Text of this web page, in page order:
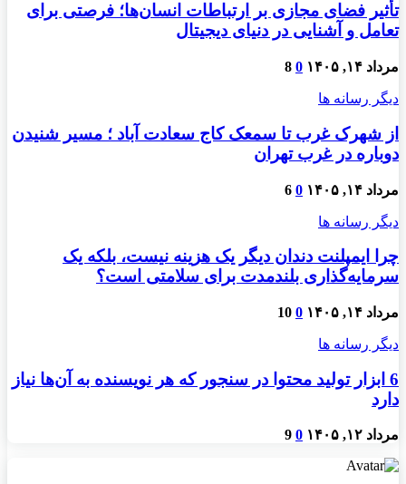
تأثیر فضای مجازی بر ارتباطات انسان‌ها؛ فرصتی برای
تعامل و آشنایی در دنیای دیجیتال
مرداد ۱۴, ۱۴۰۵ 0
8
دیگر رسانه ها
از شهرک غرب تا سمعک کاج سعادت آباد ؛ مسیر شنیدن
دوباره در غرب تهران
مرداد ۱۴, ۱۴۰۵ 0
6
دیگر رسانه ها
چرا ایمپلنت دندان دیگر یک هزینه نیست، بلکه یک
سرمایه‌گذاری بلندمدت برای سلامتی است؟
مرداد ۱۴, ۱۴۰۵ 0
10
دیگر رسانه ها
6 ابزار تولید محتوا در سنجور که هر نویسنده به آن‌ها نیاز
دارد
مرداد ۱۲, ۱۴۰۵ 0
9